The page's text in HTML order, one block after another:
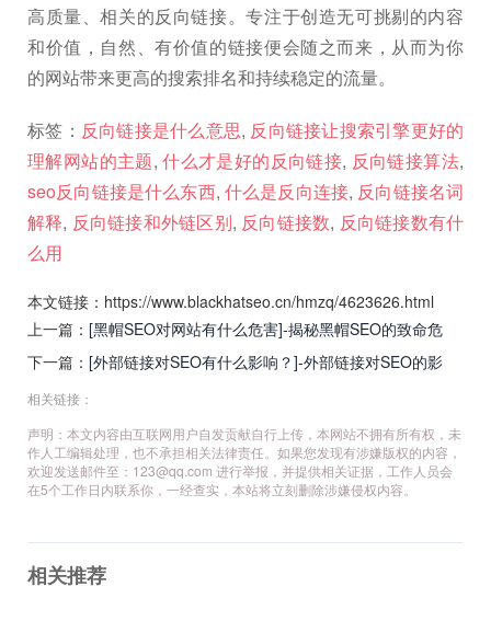
高质量、相关的反向链接。专注于创造无可挑剔的内容
和价值，自然、有价值的链接便会随之而来，从而为你
的网站带来更高的搜索排名和持续稳定的流量。
标签： 反向链接是什么意思, 反向链接让搜索引擎更好的
理解网站的主题,什么才是好的反向链接, 反向链接算法,
seo反向链接是什么东西, 什么是反向连接, 反向链接名词
解释, 反向链接和外链区别, 反向链接数, 反向链接数有什
么用
本文链接：https://www.blackhatseo.cn/hmzq/4623626.html
上一篇： [黑帽SEO对网站有什么危害]-揭秘黑帽SEO的致命危
害：你的网站正面临这些风险！
下一篇： [外部链接对SEO有什么影响？]-外部链接对SEO的影
响：权威性、流量与排名的关键作用
相关链接：
声明：本文内容由互联网用户自发贡献自行上传，本网站不拥有所有权，未
作人工编辑处理，也不承担相关法律责任。如果您发现有涉嫌版权的内容，
欢迎发送邮件至： 123@qq.com 进行举报，并提供相关证据，工作人员会
在5个工作日内联系你，一经查实，本站将立刻删除涉嫌侵权内容。
相关推荐